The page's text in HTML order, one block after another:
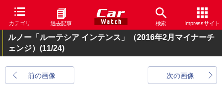
カテゴリ 過去記事 検索 Impressサイト
ルノー「ルーテシア インテンス」（2016年2月マイナーチ
ェンジ） (11/24)
前の画像 次の画像